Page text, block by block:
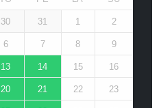
30 31 1 2
6 7 8 9
13 14 15 16
20 21 22 23